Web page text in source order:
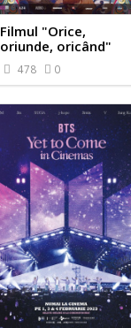
Filmul "Orice,
oriunde, oricând"
478 0